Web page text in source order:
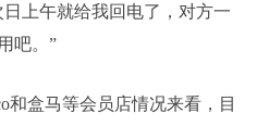
上午就给我回电了，对方一
吧。”
和盒马等会员店情况来看，目